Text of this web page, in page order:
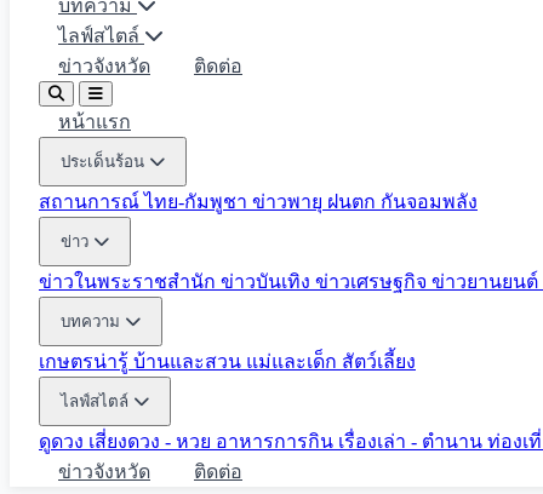
บทความ
ไลฟ์สไตล์
ข่าวจังหวัด
ติดต่อ
หน้าแรก
ประเด็นร้อน
สถานการณ์ ไทย-กัมพูชา ข่าวพายุ ฝนตก กันจอมพลัง
ข่าว
ข่าวในพระราชสำนัก ข่าวบันเทิง ข่าวเศรษฐกิจ ข่าวยานยนต์
บทความ
เกษตรน่ารู้ บ้านและสวน แม่และเด็ก สัตว์เลี้ยง
ไลฟ์สไตล์
ดูดวง เสี่ยงดวง - หวย อาหารการกิน เรื่องเล่า - ตำนาน ท่องเ
ข่าวจังหวัด
ติดต่อ